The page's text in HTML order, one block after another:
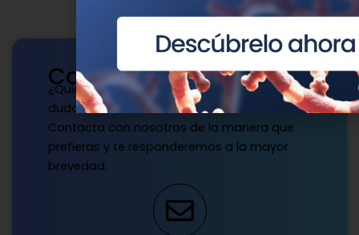
Contacto
¿Quieres publicar con nosotros? ¿Tienes
dudas?
Contacta con nosotros de la manera que
prefieras y te responderemos a la mayor
brevedad.